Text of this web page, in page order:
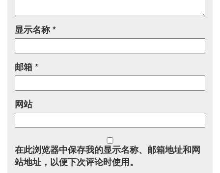
显示名称*
邮箱*
网站
在此浏览器中保存我的显示名称、邮箱地址和网
站地址，以便下次评论时使用。